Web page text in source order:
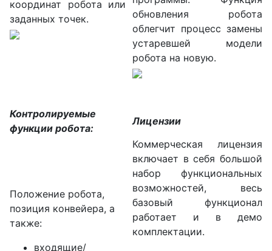
координат робота или
заданных точек.
обновления робота
облегчит процесс замены
устаревшей модели
робота на новую.
Контролируемые
функции робота:
Лицензии
Положение робота,
позиция конвейера, а
также:
входящие/
Коммерческая лицензия
включает в себя большой
набор функциональных
возможностей, весь
базовый функционал
работает и в демо
комплектации.